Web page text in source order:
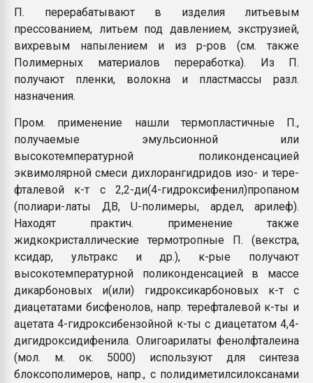
П. перерабатывают в изделия литьевым
прессованием, литьем под давлением, экструзией,
вихревым напылением и из р-ров (см. также
Полимерных материалов переработка). Из П.
получают пленки, волокна и пластмассы разл.
назначения.
Пром. применение нашли термопластичные П.,
получаемые эмульсионной или
высокотемпературной поликонденсацией
эквимолярной смеси дихлорангидридов изо- и тере-
фталевой к-т с 2,2-ди(4-гидроксифенил)пропаном
(полиари-латы ДВ, U-полимеры, ардел, арилеф).
Находят практич. применение также
жидкокристаллические термотропные П. (векстра,
ксидар, ультракс и др.), к-рые получают
высокотемпературной поликонденсацией в массе
дикарбоновых и(или) гидроксикарбоновых к-т с
диацетатами бисфенолов, напр. терефталевой к-ты и
ацетата 4-гидроксибензойной к-ты с диацетатом 4,4-
дигидроксидифенила. Олигоарилаты фенолфталеина
(мол. м. ок. 5000) используют для синтеза
блоксополимеров, напр., с полидиметилсилоксанами